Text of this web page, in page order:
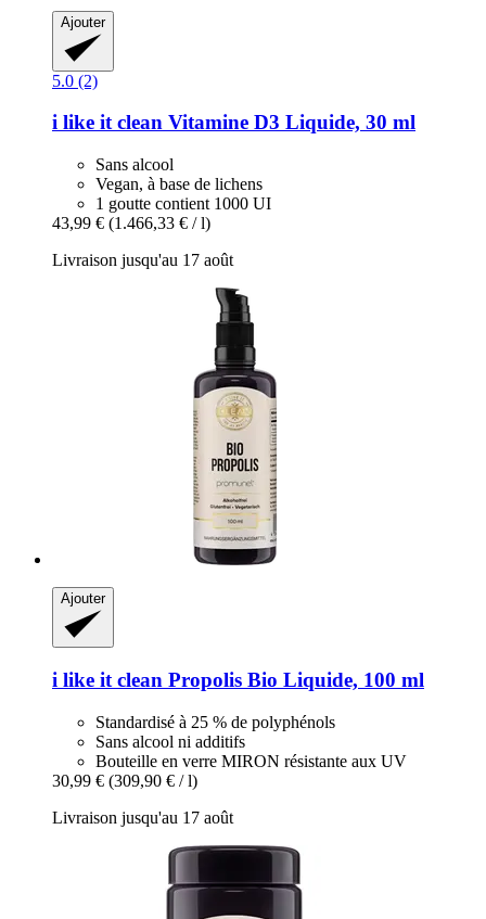
Ajouter
5.0 (2)
i like it clean Vitamine D3 Liquide, 30 ml
Sans alcool
Vegan, à base de lichens
1 goutte contient 1000 UI
43,99 € (1.466,33 € / l)
Livraison jusqu'au 17 août
Ajouter
i like it clean Propolis Bio Liquide, 100 ml
Standardisé à 25 % de polyphénols
Sans alcool ni additifs
Bouteille en verre MIRON résistante aux UV
30,99 € (309,90 € / l)
Livraison jusqu'au 17 août